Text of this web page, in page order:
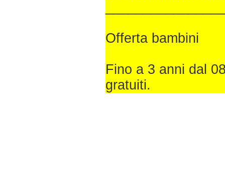
Offerta bambini
Fino a 3 anni dal
gratuiti.